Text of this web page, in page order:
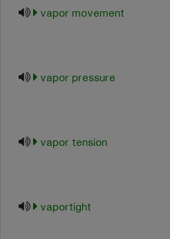
vapor movement
vapor pressure
vapor tension
vaportight